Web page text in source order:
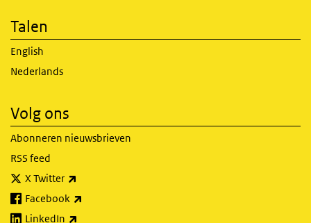
Talen
English
Nederlands
Volg ons
Abonneren nieuwsbrieven
RSS feed
X Twitter
Facebook
LinkedIn